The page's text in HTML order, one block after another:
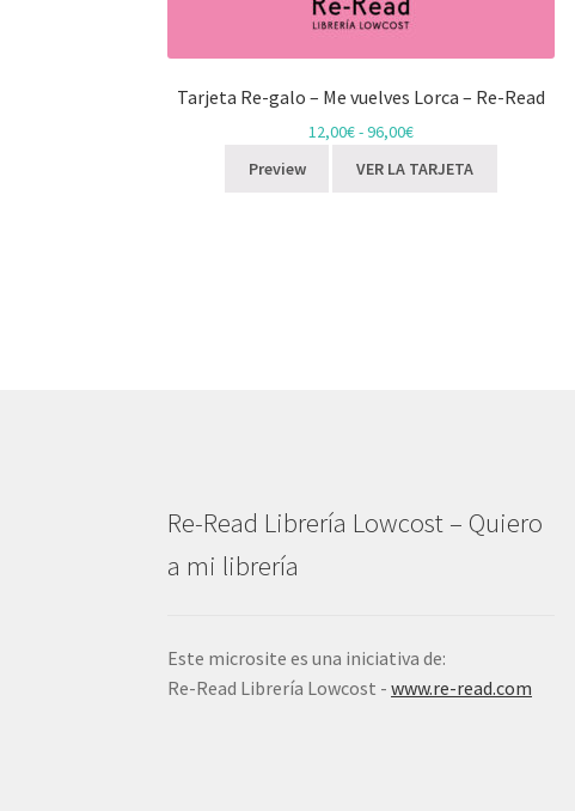
Tarjeta Re-galo – Me vuelves Lorca – Re-Read
12,00€-96,00€
Preview
VER LA TARJETA
Re-Read Librería Lowcost – Quiero
a mi librería
Este microsite es una iniciativa de:
Re-Read Librería Lowcost -www.re-read.com